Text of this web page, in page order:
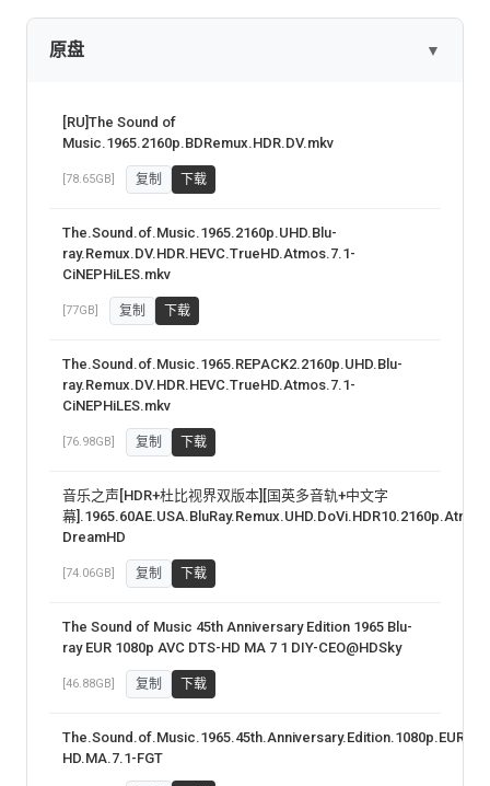
原盘 ▼
[RU]The Sound of
Music.1965.2160p.BDRemux.HDR.DV.mkv
[78.65GB] 复制 下载
The.Sound.of.Music.1965.2160p.UHD.Blu-
ray.Remux.DV.HDR.HEVC.TrueHD.Atmos.7.1-
CiNEPHiLES.mkv
[77GB] 复制 下载
The.Sound.of.Music.1965.REPACK2.2160p.UHD.Blu-
ray.Remux.DV.HDR.HEVC.TrueHD.Atmos.7.1-
CiNEPHiLES.mkv
[76.98GB] 复制 下载
音乐之声[HDR+杜比视界双版本][国英多音轨+中文字
幕
DreamHD
[74.06GB] 复制 下载
The Sound of Music 45th Anniversary Edition 1965 Blu-
ray EUR 1080p AVC DTS-HD MA 7 1 DIY-CEO@HDSky
[46.88GB] 复制 下载
HD.MA.7.1-FGT